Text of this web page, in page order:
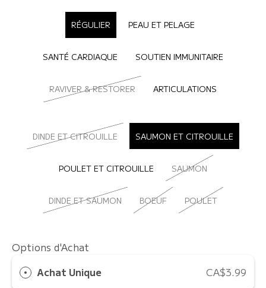
RÉGULIER PEAU ET PELAGE
SANTÉ CARDIAQUE SOUTIEN IMMUNITAIRE
RAVIVER & RESTORER ARTICULATIONS
DINDE ET CITROUILLE SAUMON ET CITROUILLE
POULET ET CITROUILLE SAUMON
DINDE ET SAUMON BOEUF POULET
Options d'Achat
Achat Unique
CA$3.99